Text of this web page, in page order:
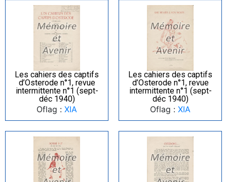
Les cahiers des captifs
d’Osterode n°1, revue
intermittente n°1 (sept-
déc 1940)
Oflag : XIA
Les cahiers des captifs
d’Osterode n°1, revue
intermittente n°1 (sept-
déc 1940)
Oflag : XIA